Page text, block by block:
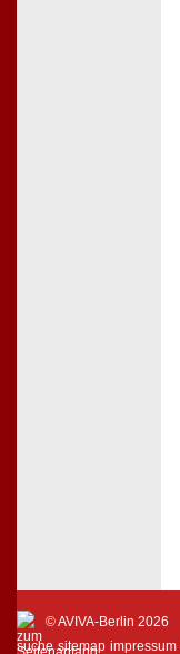
© AVIVA-Berlin 2026
suche sitemap impressum